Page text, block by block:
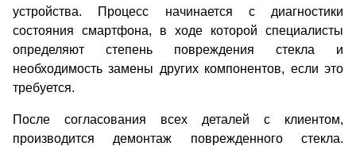
устройства. Процесс начинается с диагностики
состояния смартфона, в ходе которой специалисты
определяют степень повреждения стекла и
необходимость замены других компонентов, если это
требуется.
После согласования всех деталей с клиентом,
производится демонтаж поврежденного стекла.